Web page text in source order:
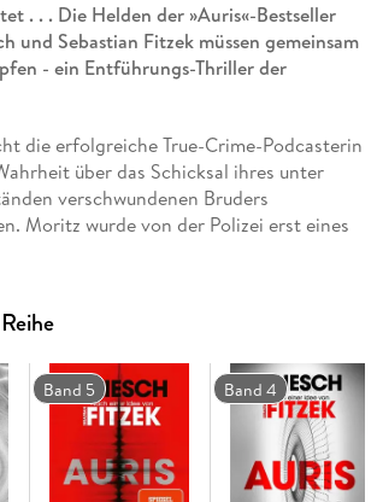
. . . Die Helden der »Auris«-Bestseller
und Sebastian Fitzek müssen gemeinsam
- ein Entführungs-Thriller der
die erfolgreiche True-Crime-Podcasterin
über das Schicksal ihres unter
verschwundenen Bruders
Moritz wurde von der Polizei erst eines
der ebenso zwielichtige wie
der nur eine Stimmprobe braucht, um
zu analysieren, hat Jula schon oft
sie sich mit ihm treffen. Dabei kommt es
und Hegel werden brutal entführt.
Band 5 Band 4